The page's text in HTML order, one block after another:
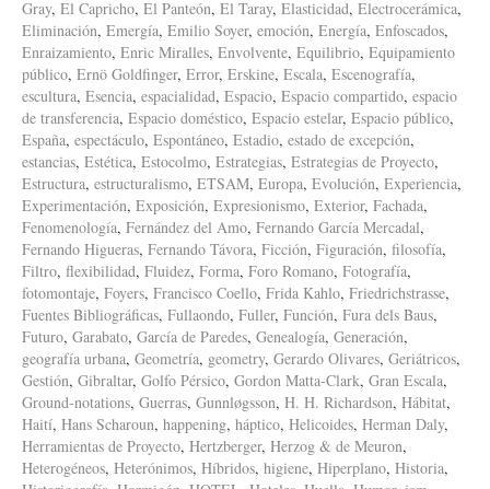
Gray, El Capricho, El Panteón, El Taray, Elasticidad, Electrocerámica,
Eliminación, Emergía, Emilio Soyer, emoción, Energía, Enfoscados,
Enraizamiento, Enric Miralles, Envolvente, Equilibrio, Equipamiento
público, Ernö Goldfinger, Error, Erskine, Escala, Escenografía,
escultura, Esencia, espacialidad, Espacio, Espacio compartido, espacio
de transferencia, Espacio doméstico, Espacio estelar, Espacio público,
España, espectáculo, Espontáneo, Estadio, estado de excepción,
estancias, Estética, Estocolmo, Estrategias, Estrategias de Proyecto,
Estructura, estructuralismo, ETSAM, Europa, Evolución, Experiencia,
Experimentación, Exposición, Expresionismo, Exterior, Fachada,
Fenomenología, Fernández del Amo, Fernando García Mercadal,
Fernando Higueras, Fernando Távora, Ficción, Figuración, filosofía,
Filtro, flexibilidad, Fluidez, Forma, Foro Romano, Fotografía,
fotomontaje, Foyers, Francisco Coello, Frida Kahlo, Friedrichstrasse,
Fuentes Bibliográficas, Fullaondo, Fuller, Función, Fura dels Baus,
Futuro, Garabato, García de Paredes, Genealogía, Generación,
geografía urbana, Geometría, geometry, Gerardo Olivares, Geriátricos,
Gestión, Gibraltar, Golfo Pérsico, Gordon Matta-Clark, Gran Escala,
Ground-notations, Guerras, Gunnløgsson, H. H. Richardson, Hábitat,
Haití, Hans Scharoun, happening, háptico, Helicoides, Herman Daly,
Herramientas de Proyecto, Hertzberger, Herzog & de Meuron,
Heterogéneos, Heterónimos, Híbridos, higiene, Hiperplano, Historia,